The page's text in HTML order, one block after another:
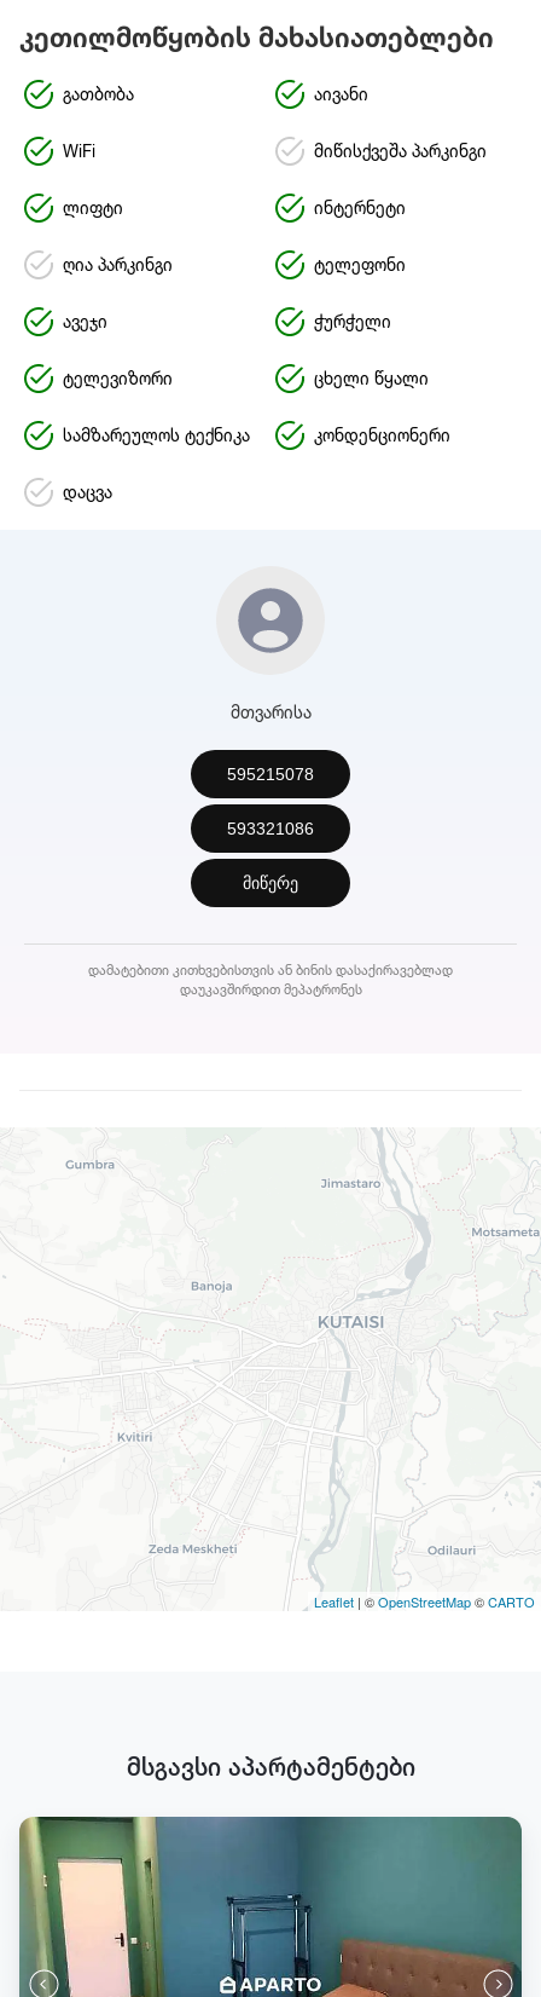
კეთილმოწყობის მახასიათებლები
გათბობა აივანი
WiFi მიწისქვეშა პარკინგი
ლიფტი ინტერნეტი
ღია პარკინგი ტელეფონი
ავეჯი ჭურჭელი
ტელევიზორი ცხელი წყალი
სამზარეულოს ტექნიკა კონდენციონერი
დაცვა
მთვარისა
595215078
593321086
მიწერე
დამატებითი კითხვებისთვის ან ბინის დასაქირავებლად
დაუკავშირდით მეპატრონეს
Leaflet | ©OpenStreetMap©CARTO
მსგავსი აპარტამენტები